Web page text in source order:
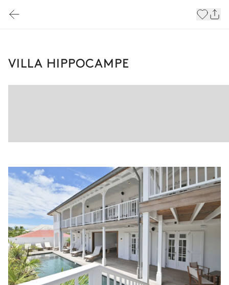
VILLA HIPPOCAMPE